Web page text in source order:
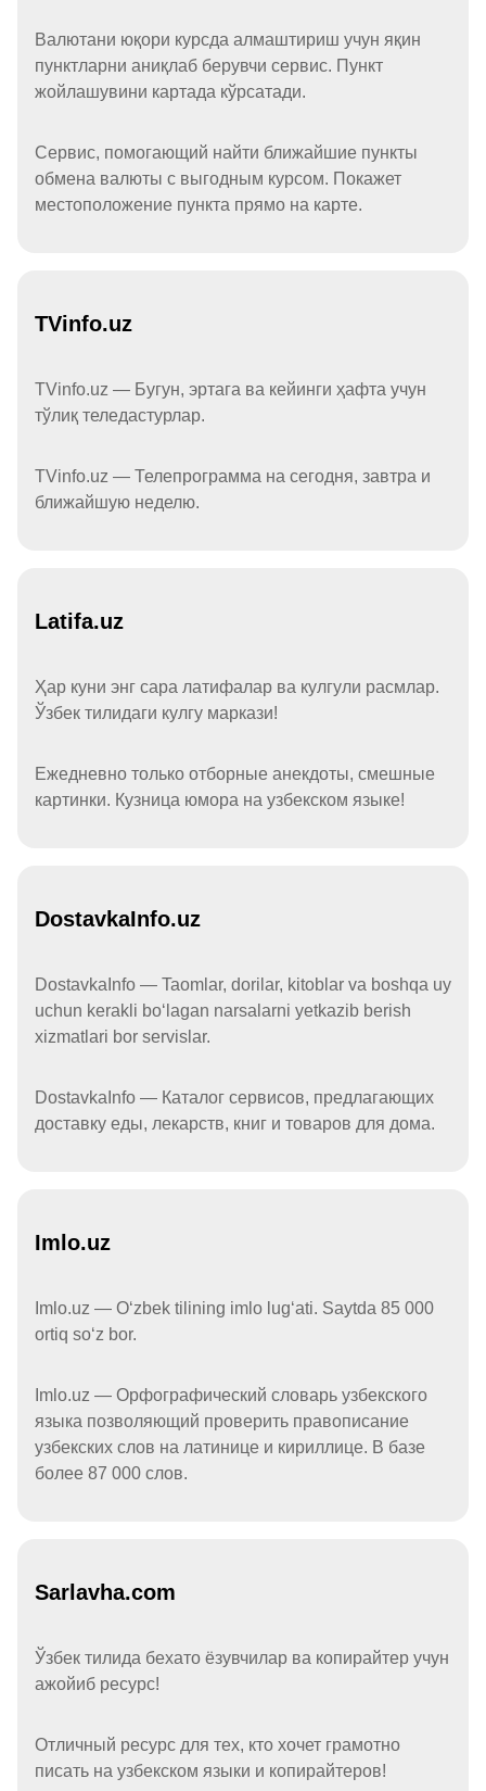
Валютани юқори курсда алмаштириш учун яқин
пунктларни аниқлаб берувчи сервис. Пункт
жойлашувини картада кўрсатади.
Сервис, помогающий найти ближайшие пункты
обмена валюты с выгодным курсом. Покажет
местоположение пункта прямо на карте.
TVinfo.uz
TVinfo.uz — Бугун, эртага ва кейинги ҳафта учун
тўлиқ теледастурлар.
TVinfo.uz — Телепрограмма на сегодня, завтра и
ближайшую неделю.
Latifa.uz
Ҳар куни энг сара латифалар ва кулгули расмлар.
Ўзбек тилидаги кулгу маркази!
Ежедневно только отборные анекдоты, смешные
картинки. Кузница юмора на узбекском языке!
DostavkaInfo.uz
DostavkaInfo — Taomlar, dorilar, kitoblar va boshqa uy
uchun kerakli boʻlagan narsalarni yetkazib berish
xizmatlari bor servislar.
DostavkaInfo — Каталог сервисов, предлагающих
доставку еды, лекарств, книг и товаров для дома.
Imlo.uz
Imlo.uz — Oʻzbek tilining imlo lugʻati. Saytda 85 000
ortiq soʻz bor.
Imlo.uz — Орфографический словарь узбекского
языка позволяющий проверить правописание
узбекских слов на латинице и кириллице. В базе
более 87 000 слов.
Sarlavha.com
Ўзбек тилида бехато ёзувчилар ва копирайтер учун
ажойиб ресурс!
Отличный ресурс для тех, кто хочет грамотно
писать на узбекском языки и копирайтеров!